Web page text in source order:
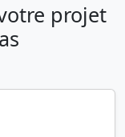
projet